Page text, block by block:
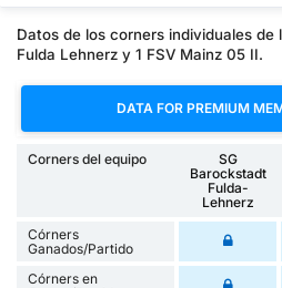
Datos de los corners individuales de
Fulda Lehnerz y 1 FSV Mainz 05 II.
DATA FOR PREMIUM
Corners del equipo
SG
Barockstadt
Fulda-
Lehnerz
Córners
Ganados/Partido
Córners en